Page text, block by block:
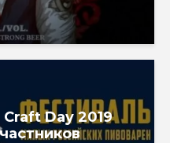
Day 2019